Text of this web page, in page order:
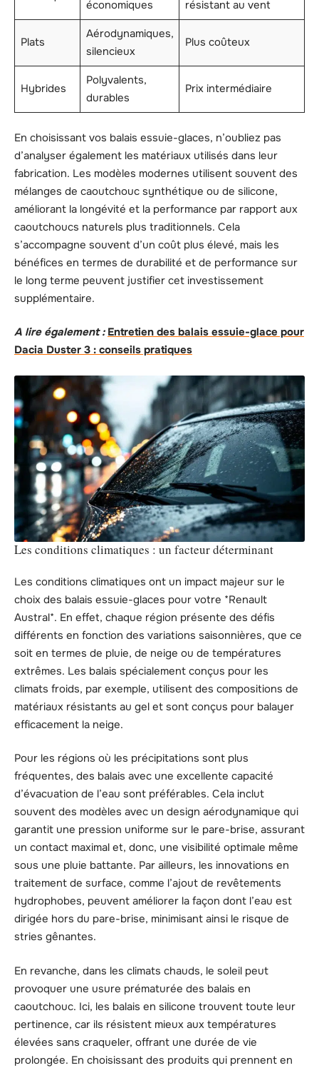
économiques résistant au vent
Plats
Aérodynamiques,
silencieux
Plus coûteux
Hybrides
Polyvalents,
durables
Prix intermédiaire
En choisissant vos balais essuie-glaces, n’oubliez pas
d’analyser également les matériaux utilisés dans leur
fabrication. Les modèles modernes utilisent souvent des
mélanges de caoutchouc synthétique ou de silicone,
améliorant la longévité et la performance par rapport aux
caoutchoucs naturels plus traditionnels. Cela
s’accompagne souvent d’un coût plus élevé, mais les
bénéfices en termes de durabilité et de performance sur
le long terme peuvent justifier cet investissement
supplémentaire.
A lire également : Entretien des balais essuie-glace pour
Dacia Duster 3 : conseils pratiques
Les conditions climatiques : un facteur déterminant
Les conditions climatiques ont un impact majeur sur le
choix des balais essuie-glaces pour votre *Renault
Austral*. En effet, chaque région présente des défis
différents en fonction des variations saisonnières, que ce
soit en termes de pluie, de neige ou de températures
extrêmes. Les balais spécialement conçus pour les
climats froids, par exemple, utilisent des compositions de
matériaux résistants au gel et sont conçus pour balayer
efficacement la neige.
Pour les régions où les précipitations sont plus
fréquentes, des balais avec une excellente capacité
d’évacuation de l’eau sont préférables. Cela inclut
souvent des modèles avec un design aérodynamique qui
garantit une pression uniforme sur le pare-brise, assurant
un contact maximal et, donc, une visibilité optimale même
sous une pluie battante. Par ailleurs, les innovations en
traitement de surface, comme l’ajout de revêtements
hydrophobes, peuvent améliorer la façon dont l’eau est
dirigée hors du pare-brise, minimisant ainsi le risque de
stries gênantes.
En revanche, dans les climats chauds, le soleil peut
provoquer une usure prématurée des balais en
caoutchouc. Ici, les balais en silicone trouvent toute leur
pertinence, car ils résistent mieux aux températures
élevées sans craqueler, offrant une durée de vie
prolongée. En choisissant des produits qui prennent en